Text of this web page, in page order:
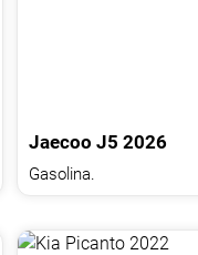
Jaecoo J5 2026
Gasolina.